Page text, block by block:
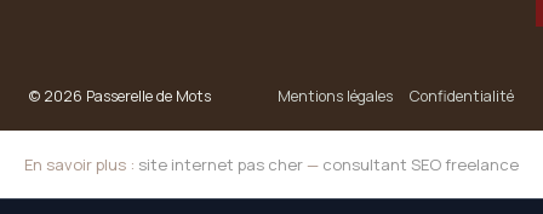
© 2026 Passerelle de Mots Mentions légales Confidentialité
En savoir plus : site internet pas cher — consultant SEO freelance